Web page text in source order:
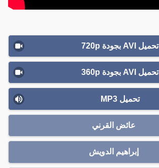
تحميل AVI بجودة 720p
تحميل AVI بجودة 360p
تحميل MP3
عائض القرني
إبراهيم الدويش